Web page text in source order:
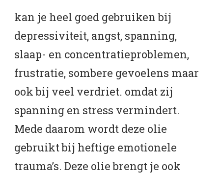
kan je heel goed gebruiken bij
depressiviteit, angst, spanning,
slaap- en concentratieproblemen,
frustratie, sombere gevoelens maar
ook bij veel verdriet. omdat zij
spanning en stress vermindert.
Mede daarom wordt deze olie
gebruikt bij heftige emotionele
trauma’s. Deze olie brengt je ook